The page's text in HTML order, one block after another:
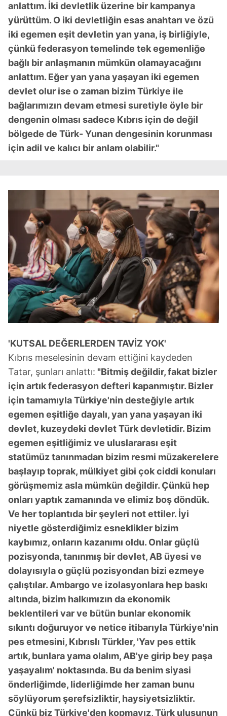
anlattım. İki devletlik üzerine bir kampanya
yürüttüm. O iki devletliğin esas anahtarı ve özü
iki egemen eşit devletin yan yana, iş birliğiyle,
çünkü federasyon temelinde tek egemenliğe
bağlı bir anlaşmanın mümkün olamayacağını
anlattım. Eğer yan yana yaşayan iki egemen
devlet olur ise o zaman bizim Türkiye ile
bağlarımızın devam etmesi suretiyle öyle bir
dengenin olması sadece Kıbrıs için de değil
bölgede de Türk- Yunan dengesinin korunması
için adil ve kalıcı bir anlam olabilir."
'KUTSAL DEĞERLERDEN TAVİZ YOK'
Kıbrıs meselesinin devam ettiğini kaydeden
Tatar, şunları anlattı: "Bitmiş değildir, fakat bizler
için artık federasyon defteri kapanmıştır. Bizler
için tamamıyla Türkiye'nin desteğiyle artık
egemen eşitliğe dayalı, yan yana yaşayan iki
devlet, kuzeydeki devlet Türk devletidir. Bizim
egemen eşitliğimiz ve uluslararası eşit
statümüz tanınmadan bizim resmi müzakerelere
başlayıp toprak, mülkiyet gibi çok ciddi konuları
görüşmemiz asla mümkün değildir. Çünkü hep
onları yaptık zamanında ve elimiz boş döndük.
Ve her toplantıda bir şeyleri not ettiler. İyi
niyetle gösterdiğimiz esneklikler bizim
kaybımız, onların kazanımı oldu. Onlar güçlü
pozisyonda, tanınmış bir devlet, AB üyesi ve
dolayısıyla o güçlü pozisyondan bizi ezmeye
çalıştılar. Ambargo ve izolasyonlara hep baskı
altında, bizim halkımızın da ekonomik
beklentileri var ve bütün bunlar ekonomik
sıkıntı doğuruyor ve netice itibarıyla Türkiye'nin
pes etmesini, Kıbrıslı Türkler, 'Yav pes ettik
artık, bunlara yama olalım, AB'ye girip bey paşa
yaşayalım' noktasında. Bu da benim siyasi
önderliğimde, liderliğimde her zaman bunu
söylüyorum şerefsizliktir, haysiyetsizliktir.
Çünkü biz Türkiye'den kopmayız, Türk ulusunun